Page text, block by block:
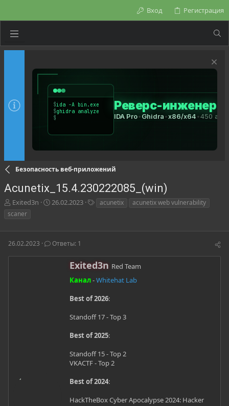
Вход Регистрация
Безопасность веб-приложений
Acunetix_15.4.230222085_(win)
А
в
о
т
е
Exited3n
Д
а
а
ч
26.02.2023
и
acunetix
acunetix web vulnerability
scaner
26.02.2023 Ответы: 1
А
т
р
Exited3n Red Team
Канал-Whitehat Lab
Best of 2026:
Standoff 17 - Top 3
Best of 2025:
Standoff 15 - Top 2
VKACTF - Top 2
Best of 2024:
HackTheBox Cyber Apocalypse 2024: Hacker